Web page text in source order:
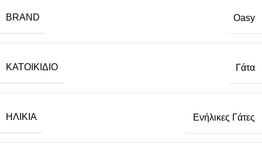
BRAND Oasy
ΚΑΤΟΙΚΊΔΙΟ Γάτα
ΗΛΙΚΊΑ Ενήλικες Γάτες